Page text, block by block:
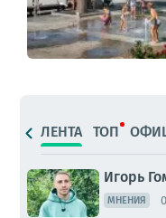
ЛЕНТА ТОП
Игорь
МНЕНИЯ